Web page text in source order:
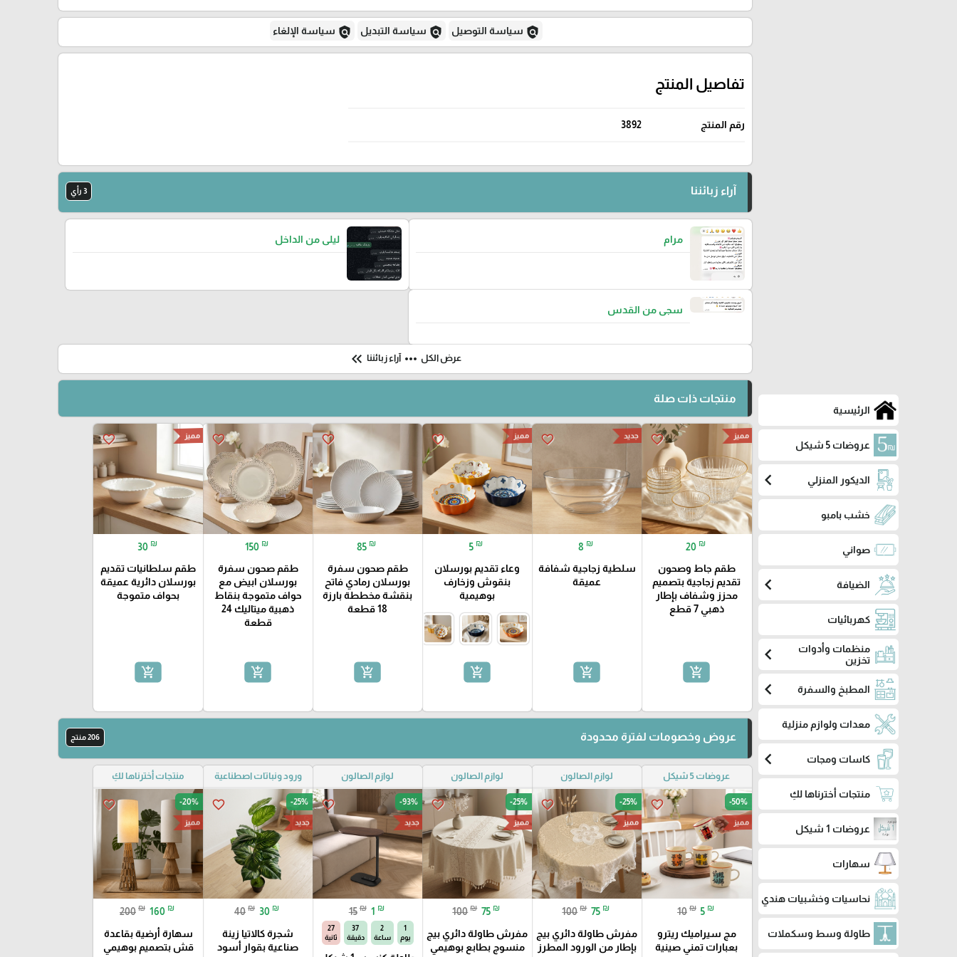
الرئيسية
عروضات 5 شيكل
الديكور المنزلي chevron_left
خشب بامبو
صواني
الضيافة chevron_left
كهربائيات
منظمات وأدوات
تخزين
chevron_left
المطبخ والسفرة chevron_left
معدات ولوازم منزلية
كاسات ومجات chevron_left
منتجات أخترناها لكِ
عروضات 1 شيكل
سهارات
نحاسيات وخشبيات هندي
طاولة وسط وسكملات
policy سياسة التوصيل policy سياسة التبديل policy سياسة الإلغاء
تفاصيل المنتج
رقم المنتج 3892
آراء زبائننا 3 رأي
مرام ليلى من الداخل
سجى من القدس
عرض الكل more_horiz آراء زبائننا keyboard_double_arrow_left
منتجات ذات صلة
favorite_border مميز
20 ₪
طقم جاط وصحون
تقديم زجاجية بتصميم
محزز وشفاف بإطار
ذهبي 7 قطع
add_shopping_cart
favorite_border جديد
8 ₪
سلطية زجاجية شفافة
عميقة
add_shopping_cart
favorite_border مميز
5 ₪
وعاء تقديم بورسلان
بنقوش وزخارف
بوهيمية
add_shopping_cart
favorite_border
85 ₪
طقم صحون سفرة
بورسلان رمادي فاتح
بنقشة مخططة بارزة
18 قطعة
add_shopping_cart
favorite_border
150 ₪
طقم صحون سفرة
بورسلان ابيض مع
حواف متموجة بنقاط
ذهبية ميتاليك 24
قطعة
add_shopping_cart
favorite_border مميز
30 ₪
طقم سلطانيات تقديم
بورسلان دائرية عميقة
بحواف متموجة
add_shopping_cart
عروض وخصومات لفترة محدودة 206 منتج
عروضات 5 شيكل
favorite_border -50%
مميز
10 ₪ 5 ₪
مج سيراميك ريترو
بعبارات تمني صينية
لوازم الصالون
favorite_border -25%
مميز
100 ₪ 75 ₪
مفرش طاولة دائري بيج
بإطار من الورود المطرز
لوازم الصالون
favorite_border -25%
مميز
100 ₪ 75 ₪
مفرش طاولة دائري بيج
منسوج بطابع بوهيمي
لوازم الصالون
favorite_border -93%
جديد
15 ₪ 1 ₪
1
يوم
2
ساعة
37
دقيقة
26
ثانية
ورود ونباتات اصطناعية
favorite_border -25%
جديد
40 ₪ 30 ₪
شجرة كالاتيا زينة
صناعية بقوار أسود
منتجات أخترناها لكِ
favorite_border -20%
مميز
200 ₪ 160 ₪
سهارة أرضية بقاعدة
قش بتصميم بوهيمي